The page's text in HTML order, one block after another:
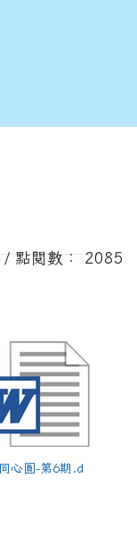
點閱數： 2085
心圓-第6期.d